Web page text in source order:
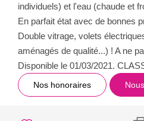
individuels) et l'eau (chaude et
En parfait état avec de bonnes
Double vitrage, volets
aménagés de qualité...) ! A ne
Disponible le 01/03/2021.
Nos honoraires